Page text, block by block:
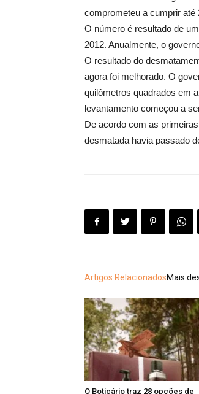
comprometeu a cumprir até
O número é resultado de
2012. Anualmente, o
O resultado do
agora foi melhorado. O
quilômetros quadrados em
levantamento começou a
De acordo com as
desmatada havia passado
Artigos RelacionadosMais
O Boticário traz 28 opções de